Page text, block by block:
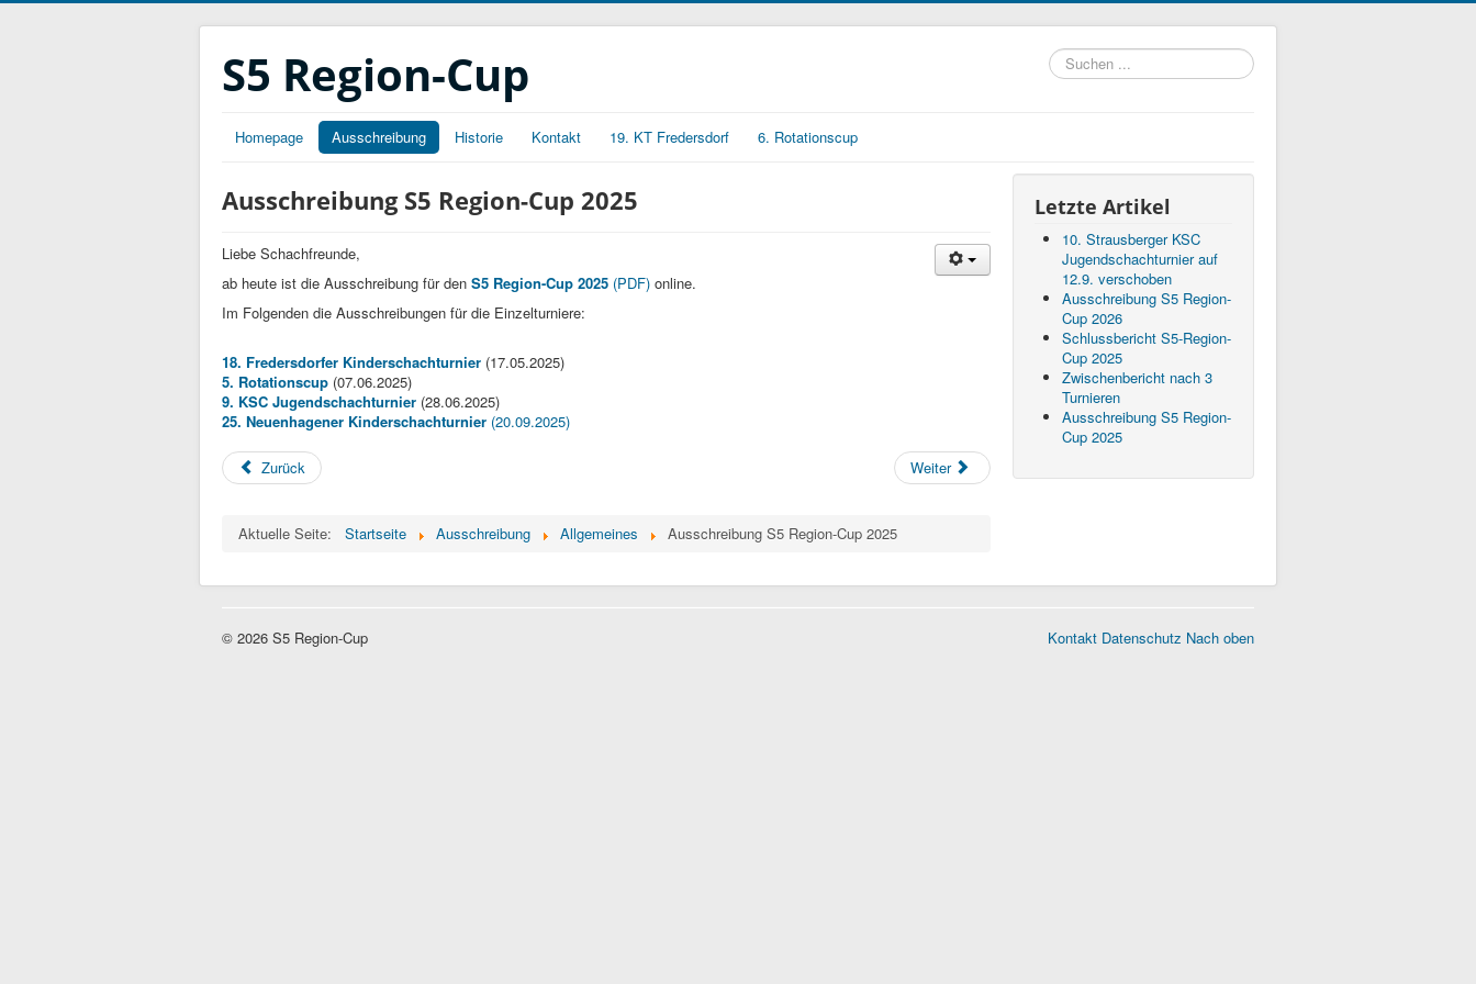
S5 Region-Cup
Suchen
...
Homepage Ausschreibung Historie Kontakt 19. KT Fredersdorf 6. Rotationscup
Ausschreibung S5 Region-Cup 2025
Liebe Schachfreunde,
ab heute ist die Ausschreibung für den S5 Region-Cup 2025 (PDF) online.
Im Folgenden die Ausschreibungen für die Einzelturniere:
18. Fredersdorfer Kinderschachturnier (17.05.2025)
5. Rotationscup (07.06.2025)
9. KSC Jugendschachturnier (28.06.2025)
25. Neuenhagener Kinderschachturnier (20.09.2025)
Zurück Weiter
Aktuelle Seite: Startseite Ausschreibung Allgemeines Ausschreibung S5 Region-Cup 2025
Letzte Artikel
10. Strausberger KSC
Jugendschachturnier auf
12.9. verschoben
Ausschreibung S5 Region-
Cup 2026
Schlussbericht S5-Region-
Cup 2025
Zwischenbericht nach 3
Turnieren
Ausschreibung S5 Region-
Cup 2025
Kontakt Datenschutz Nach oben
© 2026 S5 Region-Cup